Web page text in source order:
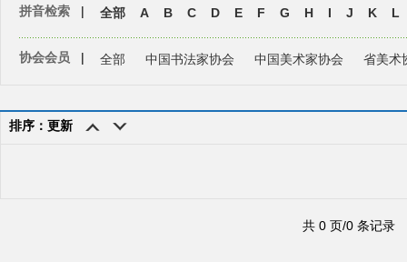
拼音检索 | 全部 A B C D E F G H I J K L
协会会员 | 全部 中国书法家协会 中国美术家协会 省美术
排序：更新
共 0 页/0 条记录